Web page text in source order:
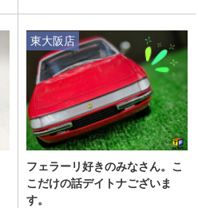
フェラーリ好きのみなさん。こ
こだけの話デイトナございま
す。
東大阪店